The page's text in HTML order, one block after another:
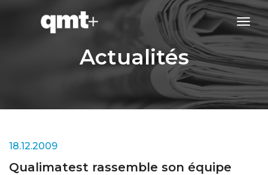
Actualités
18.12.2009
Qualimatest rassemble son équipe